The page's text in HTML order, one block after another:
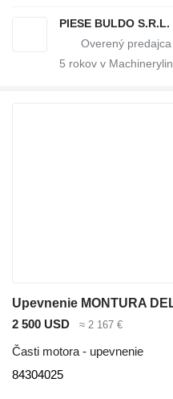
PIESE BULDO S.R.L.
5 rokov v
2 500 USD ≈ 2 167 €
Časti motora - upevnenie
84304025